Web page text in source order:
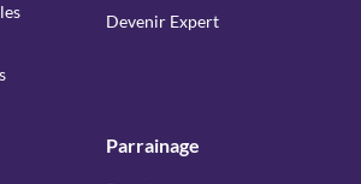
Devenir Expert
Parrainage